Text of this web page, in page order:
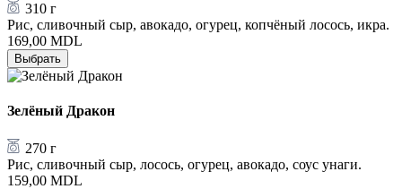
310 г
Рис, сливочный сыр, авокадо, огурец, копчёный лосось, икра.
169,00 MDL
Выбрать
Зелёный Дракон
270 г
Рис, сливочный сыр, лосось, огурец, авокадо, соус унаги.
159,00 MDL